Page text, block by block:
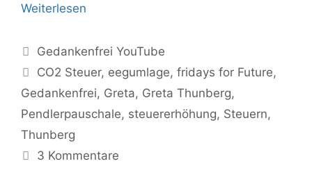
Weiterlesen
Kategorien
Gedankenfrei YouTube
Schlagwörter
CO2 Steuer, eegumlage,fridays for Future,
Gedankenfrei, Greta, Greta Thunberg,
Pendlerpauschale, steuererhöhung, Steuern,
Thunberg
3 Kommentare